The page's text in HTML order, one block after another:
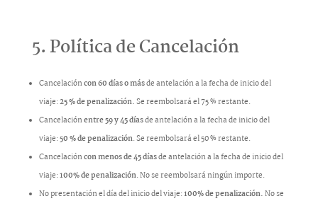
5. Política de Cancelación
Cancelacióncon 60 días o másde antelación a la fecha de inicio del
viaje:25 % de penalización.Se reembolsará el 75 % restante.
Cancelaciónentre 59 y 45 díasde antelación a la fecha de inicio del
viaje:50 % de penalización. Se reembolsará el 50 % restante.
Cancelacióncon menos de 45 díasde antelación a la fecha de inicio del
viaje:100% de penalización. No se reembolsará ningún importe.
No presentación el día del inicio del viaje:100% de penalización.No se